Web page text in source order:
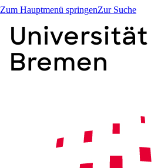
Zum Hauptmenü springenZur Suche